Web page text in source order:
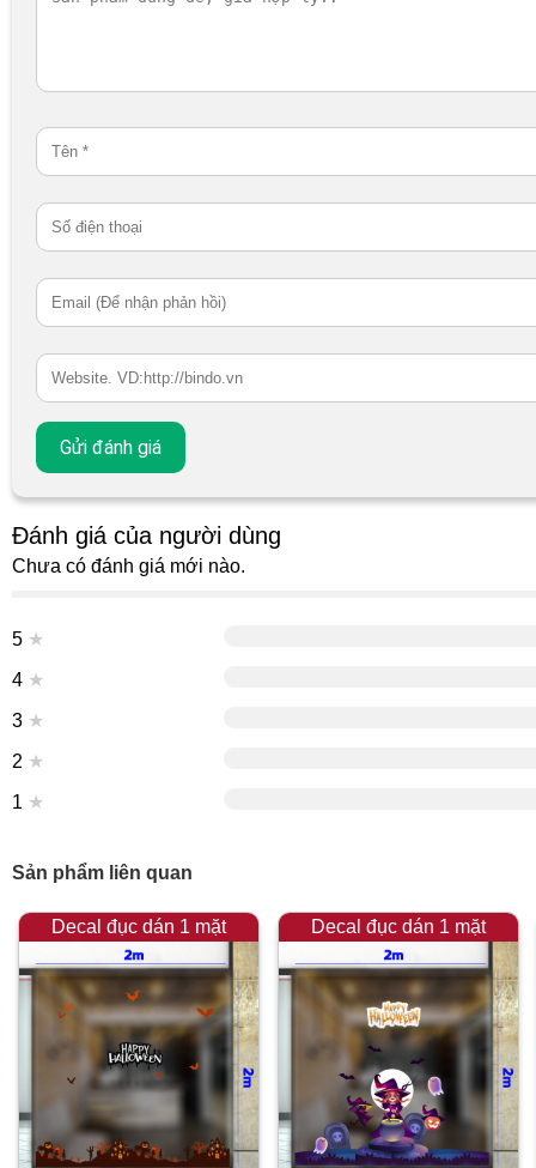
Đánh giá của người dùng
Chưa có đánh giá mới nào.
5 ★
4 ★
3 ★
2 ★
1 ★
Sản phẩm liên quan
Decal đục dán 1 mặt Decal đục dán 1 mặt